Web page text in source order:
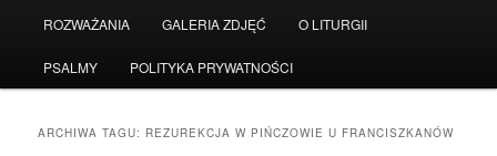
ROZWAŻANIA GALERIA ZDJĘĆ O LITURGII
PSALMY POLITYKA PRYWATNOŚCI
ARCHIWA TAGU: REZUREKCJA W PIŃCZOWIE U FRANCISZKANÓW